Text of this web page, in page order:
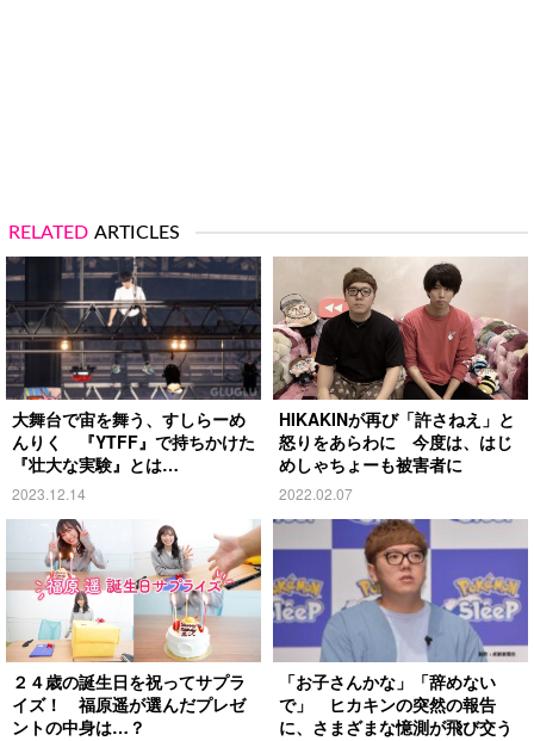
RELATED ARTICLES
大舞台で宙を舞う、すしらーめ
んりく 『YTFF』で持ちかけた
『壮大な実験』とは…
2023.12.14
HIKAKINが再び「許さねえ」と
怒りをあらわに 今度は、はじ
めしゃちょーも被害者に
2022.02.07
２４歳の誕生日を祝ってサプラ
イズ！ 福原遥が選んだプレゼ
ントの中身は…？
「お子さんかな」「辞めない
で」 ヒカキンの突然の報告
に、さまざまな憶測が飛び交う